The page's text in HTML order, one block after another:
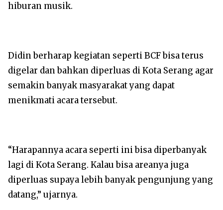
hiburan musik.
Didin berharap kegiatan seperti BCF bisa terus
digelar dan bahkan diperluas di Kota Serang agar
semakin banyak masyarakat yang dapat
menikmati acara tersebut.
“Harapannya acara seperti ini bisa diperbanyak
lagi di Kota Serang. Kalau bisa areanya juga
diperluas supaya lebih banyak pengunjung yang
datang,” ujarnya.